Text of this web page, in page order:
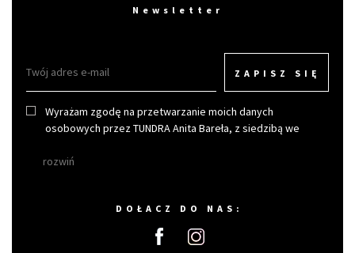
Newsletter
ZAPISZ SIĘ
Wyrażam zgodę na przetwarzanie moich danych
osobowych przez TUNDRA Anita Bareła, z siedzibą we
rozwiń
DOŁACZ DO NAS: